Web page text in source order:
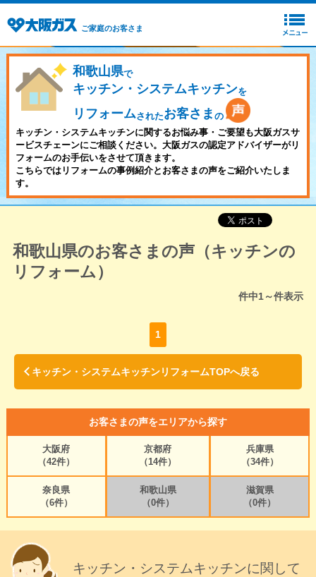
ご家庭のお客さま
和歌山県で
キッチン・システムキッチンを
リフォームされたお客さま の
キッチン・システムキッチンに関するお悩み事・ご要望も大阪ガスサ
ービスチェーンにご相談ください。大阪ガスの認定アドバイザーがリ
フォームのお手伝いをさせて頂きます。
こちらではリフォームの事例紹介とお客さまの声をご紹介いたしま
す。
和歌山県のお客さまの声（キッチンの
リフォーム）
件中1～件表示
1
キッチン・システムキッチンリフォームTOPへ戻る
お客さまの声をエリアから探す
大阪府
（42件）
京都府
（14件）
兵庫県
（34件）
奈良県
（6件）
和歌山県
（0件）
滋賀県
（0件）
キッチン・システムキッチンに関して